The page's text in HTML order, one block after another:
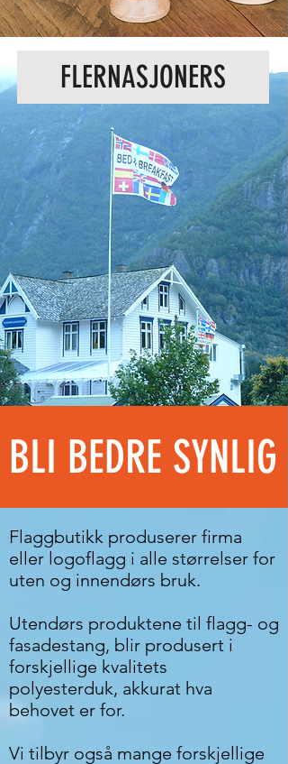
FLERNASJONERS
BLI BEDRE SYNLIG
Flaggbutikk produserer firma
eller logoflagg i alle størrelser for
uten og innendørs bruk.
Utendørs produktene til flagg- og
fasadestang, blir produsert i
forskjellige kvalitets
polyesterduk, akkurat hva
behovet er for.
Vi tilbyr også mange forskjellige